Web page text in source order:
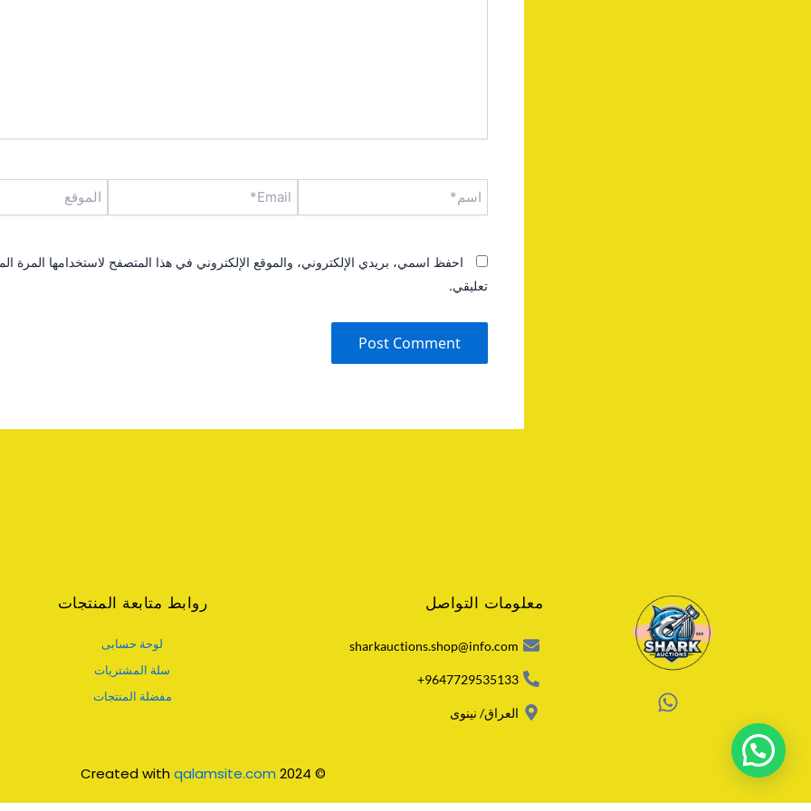
اسم* Email* الموقع
احفظ اسمي، بريدي الإلكتروني، والموقع الإلكتروني في هذا المتصفح لاستخدامها المرة
تعليقي.
W
s
معلومات التواصل
sharkauctions.shop@info.com
9647729535133+
العراق/ نينوى
روابط متابعة المنتجات
لوحة حسابى
سلة المشتريات
مفضلة المنتجات
© 2024 Created with
qalamsite.com